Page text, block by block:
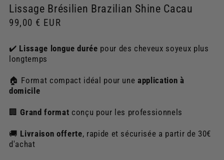
Lissage Brésilien Brazilian Shine Cacau
Prix
99,00 € EUR
✔️ Lissage longue durée pour des cheveux soyeux plus
longtemps
🏠 Format compact idéal pour uneapplication à
domicile
🏢 Grand format conçu pour les professionnels
🚚 Livraison offerte, rapide et sécurisée a partir de 30€
d'achat